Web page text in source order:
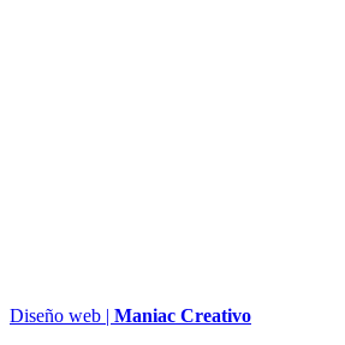
Diseño web | Maniac Creativo